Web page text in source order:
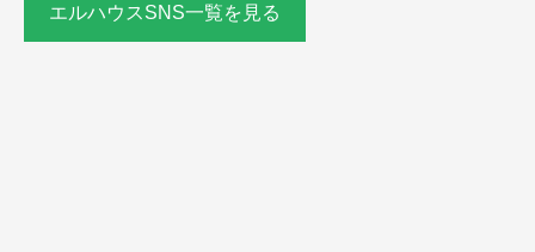
エルハウスSNS一覧を見る